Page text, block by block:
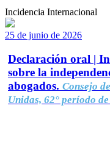
Incidencia Internacional
25 de junio de 2026
Declaración oral |
sobre la
abogados. Consejo
Unidas, 62° período de